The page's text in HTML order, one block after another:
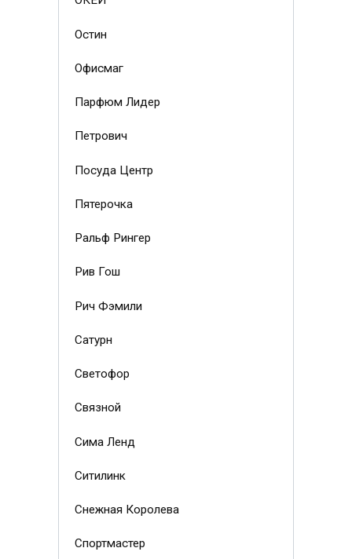
Остин
Офисмаг
Парфюм Лидер
Петрович
Посуда Центр
Пятерочка
Ральф Рингер
Рив Гош
Рич Фэмили
Сатурн
Светофор
Связной
Сима Ленд
Ситилинк
Снежная Королева
Спортмастер